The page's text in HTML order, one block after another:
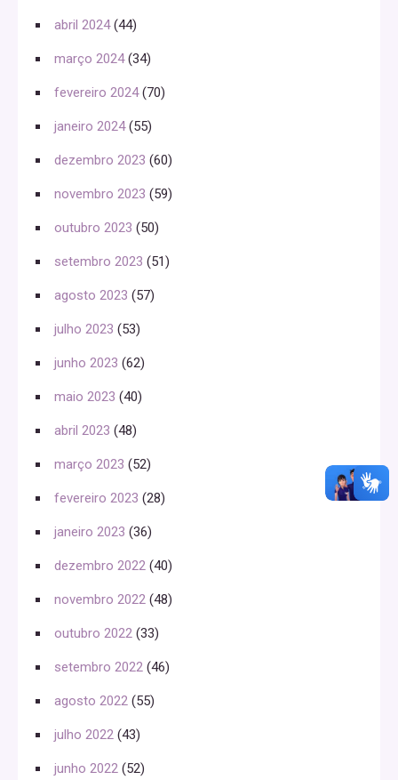
abril 2024(44)
março 2024(34)
fevereiro 2024(70)
janeiro 2024(55)
dezembro 2023 (60)
novembro 2023 (59)
outubro 2023 (50)
setembro 2023 (51)
agosto 2023 (57)
julho 2023 (53)
junho 2023 (62)
maio 2023 (40)
abril 2023 (48)
março 2023 (52)
fevereiro 2023 (28)
janeiro 2023 (36)
dezembro 2022 (40)
novembro 2022 (48)
outubro 2022 (33)
setembro 2022 (46)
agosto 2022 (55)
julho 2022 (43)
junho 2022 (52)